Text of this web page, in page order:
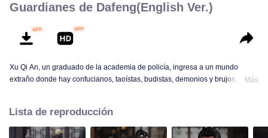
Guardianes de Dafeng(English Ver.)
Xu Qi An, un graduado de la academia de policía, ingresa a un mundo
extraño donde hay confucianos, taoístas, budistas, demonios y brujos.
organización de guardianes para cambiar su destino y así convertirse en un
Guardián.
Más
Lista de reproducción